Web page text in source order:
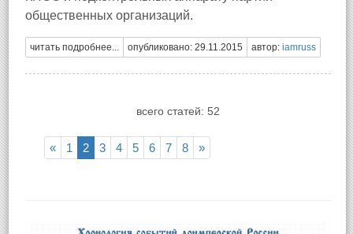
общественных организаций.
читать подробнее... опубликовано: 29.11.2015 автор: iamruss
всего статей: 52
« 1 2 3 4 5 6 7 8 »